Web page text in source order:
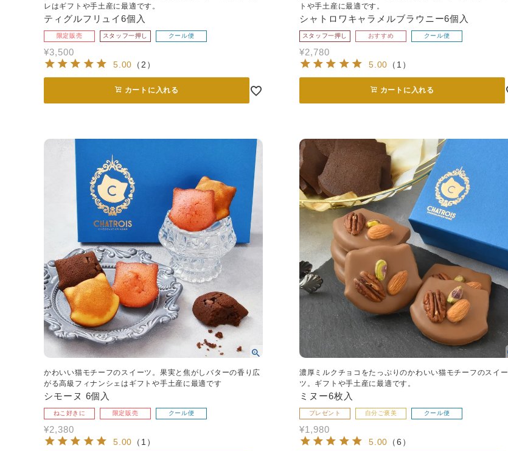
レはギフトや手土産に最適です。
ティグルフリュイ6個入
限定販売 スタッフ一押し クール便
¥3,500
5.00 （ 2 ）
カートに入れる
トや手土産に最適です。
シャトロワキャラメルブラウニー6個入
スタッフ一押し おすすめ クール便
¥2,780
5.00 （ 1 ）
カートに入れる
かわいい猫モチーフのスイーツ。果実と焦がしバターの香り広
がる高級フィナンシェはギフトや手土産に最適です
シモーヌ 6個入
ねこ好きに 限定販売 クール便
¥2,380
5.00 （ 1 ）
濃厚ミルクチョコをたっぷりのかわいい猫モチーフのスイー
ツ。ギフトや手土産に最適です。
ミヌー6枚入
プレゼント 自分ご褒美 クール便
¥1,980
5.00 （6 ）